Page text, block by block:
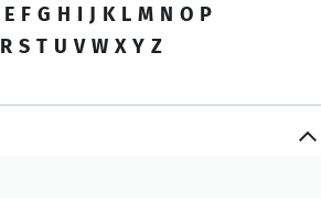
E F G H I J K L M N O P
R S T U V W X Y Z